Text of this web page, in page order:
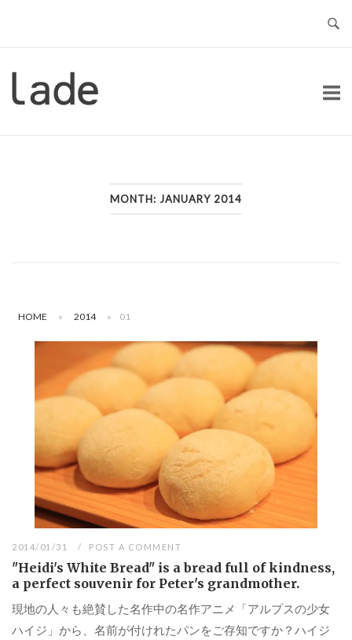
Home
MONTH: JANUARY 2014
HOME » 2014 » 01
2014/01/31 POST A COMMENT
"Heidi's White Bread" is a bread full of kindness,
a perfect souvenir for Peter's grandmother.
現地の人々も絶賛した名作中の名作アニメ「アルプスの少女
ハイジ」から、名前が付けれたパンをご存知ですか？ハイジ